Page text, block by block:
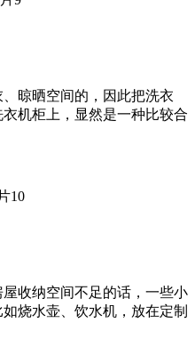
晾晒空间的，因此把洗衣
机柜上，显然是一种比较合
收纳空间不足的话，一些小
烧水壶、饮水机，放在定制